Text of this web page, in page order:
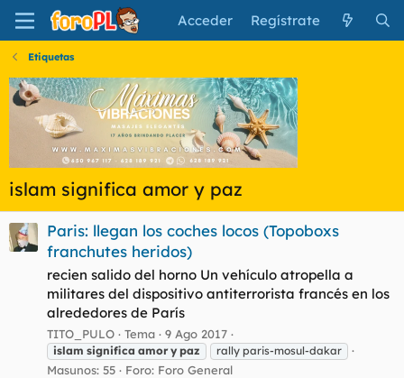
Acceder Regístrate
Etiquetas
islam significa amor y paz
Paris: llegan los coches locos (Topoboxs
franchutes heridos)
recien salido del horno Un vehículo atropella a
militares del dispositivo antiterrorista francés en los
alrededores de París
TITO_PULO Tema 9 Ago 2017
islam significa amor y paz rally paris-mosul-dakar
Masunos: 55 Foro: Foro General